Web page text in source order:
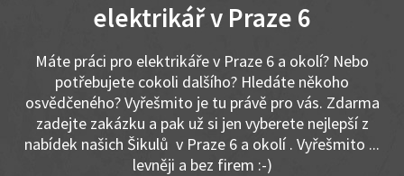
elektrikář v Praze 6
Máte práci pro elektrikáře v Praze 6 a okolí? Nebo
potřebujete cokoli dalšího? Hledáte někoho
osvědčeného? Vyřešmito je tu právě pro vás. Zdarma
zadejte zakázku a pak už si jen vyberete nejlepší z
nabídek našich Šikulů v Praze 6 a okolí . Vyřešmito ...
levněji a bez firem :-)